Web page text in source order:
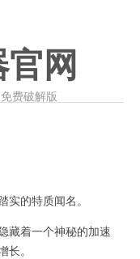
网
费破解版
的特质闻名。
着一个神秘的加速
。